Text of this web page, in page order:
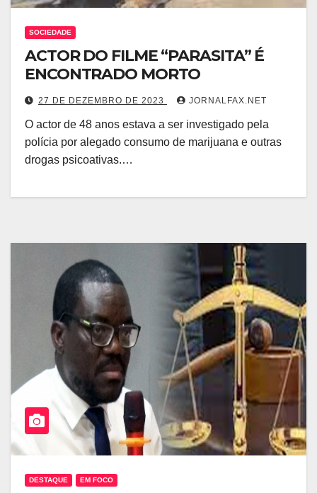
SOCIEDADE
ACTOR DO FILME “PARASITA” É
ENCONTRADO MORTO
27 DE DEZEMBRO DE 2023 JORNALFAX.NET
O actor de 48 anos estava a ser investigado pela
polícia por alegado consumo de marijuana e outras
drogas psicoativas.…
DESTAQUE EM FOCO